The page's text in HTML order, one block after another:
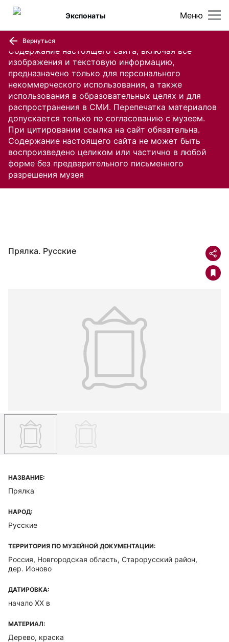
Содержание настоящего сайта, включая все
изображения и текстовую информацию,
предназначено только для персонального
некоммерческого использования, а также
использования в образовательных целях и для
распространения в СМИ. Перепечатка материалов
допускается только по согласованию с музеем.
При цитировании ссылка на сайт обязательна.
Содержание настоящего сайта не может быть
воспроизведено целиком или частично в любой
форме без предварительного письменного
разрешения музея
Меню
Экспонаты
Вернуться
Прялка. Русские
НАЗВАНИЕ:
Прялка
НАРОД:
Русские
ТЕРРИТОРИЯ ПО МУЗЕЙНОЙ ДОКУМЕНТАЦИИ:
Россия, Новгородская область, Старорусский район,
дер. Ионово
ДАТИРОВКА:
начало ХХ в
МАТЕРИАЛ:
Дерево, краска